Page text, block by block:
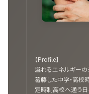
【Profile】
溢れるエネルギーの
葛藤した中学・高校
定時制高校へ通う日